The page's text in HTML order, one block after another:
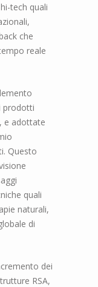
tech quali
che
reale
prodotti
e adottate
Questo
quali
naturali,
di
dei
RSA,